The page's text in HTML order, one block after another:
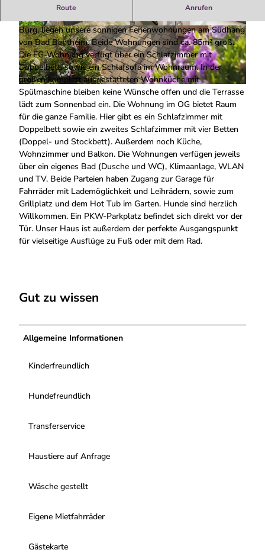
F
e
w
o
"
B
e
i
B
i
l
l
e
a
"
F
e
w
o
"
B
e
i
B
i
l
l
e
u
n
d
J
a
H
o
u
F
e
w
o
"
B
e
i
B
i
l
l
e
u
n
d
J
a
Route Anrufen
Ferienwohnnung "Bei Bille und Jan"
Burg, liegen unsere sonnigen Ferienwohnungen am Südhang
von Bad Bentheim. Beide Wohnungen sind ca. 85m² groß.
Die EG-Wohnung verfügt über ein Schlafzimmer mit
Doppelbett, sowie ein Schlafsofa im Wohnraum. In der
großen komplett ausgestatteten Wohnküche mit
Spülmaschine bleiben keine Wünsche offen und die Terrasse
lädt zum Sonnenbad ein. Die Wohnung im OG bietet Raum
für die ganze Familie. Hier gibt es ein Schlafzimmer mit
Doppelbett sowie ein zweites Schlafzimmer mit vier Betten
(Doppel- und Stockbett). Außerdem noch Küche,
Wohnzimmer und Balkon. Die Wohnungen verfügen jeweils
über ein eigenes Bad (Dusche und WC), Klimaanlage, WLAN
und TV. Beide Parteien haben Zugang zur Garage für
Fahrräder mit Lademöglichkeit und Leihrädern, sowie zum
Grillplatz und dem Hot Tub im Garten. Hunde sind herzlich
Willkommen. Ein PKW-Parkplatz befindet sich direkt vor der
Tür. Unser Haus ist außerdem der perfekte Ausgangspunkt
für vielseitige Ausflüge zu Fuß oder mit dem Rad.
Gut zu wissen
Allgemeine Informationen
Kinderfreundlich
Hundefreundlich
Transferservice
Haustiere auf Anfrage
Wäsche gestellt
Eigene Mietfahrräder
Gästekarte